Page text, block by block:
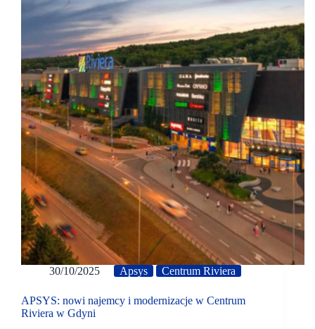
30/10/2025 Apsys Centrum Riviera
APSYS: nowi najemcy i modernizacje w Centrum
Riviera w Gdyni